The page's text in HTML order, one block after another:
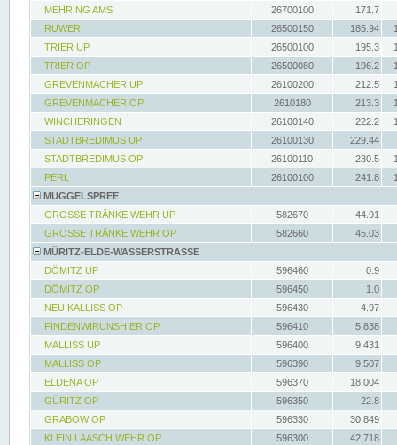
MEHRING AMS
26700100
171.7
RUWER
26500150 185.94
TRIER UP
26500100 195.3
TRIER OP
26500080 196.2
GREVENMACHER UP
26100200 212.5
GREVENMACHER OP
2610180 213.3
WINCHERINGEN
26100140 222.2
STADTBREDIMUS UP
26100130
229.44
STADTBREDIMUS OP
26100110 230.5
PERL
26100100 241.8
MÜGGELSPREE
GROSSE TRÄNKE WEHR UP
582670
44.91
GROSSE TRÄNKE WEHR OP
582660
45.03
MÜRITZ-ELDE-WASSERSTRASSE
DÖMITZ UP
596460
0.9
DÖMITZ OP
596450
1.0
NEU KALLISS OP
596430
4.97
FINDENWIRUNSHIER OP
596410
5.838
MALLISS UP
596400
9.431
MALLISS OP
596390
9.507
ELDENA OP
596370
18.004
GÜRITZ OP
596350
22.8
GRABOW OP
596330
30.849
KLEIN LAASCH WEHR OP
596300
42.718